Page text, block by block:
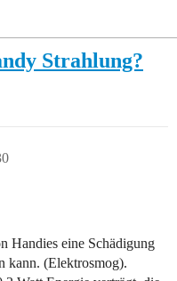
Strahlung?
Handies eine Schädigung
kann. (Elektrosmog).